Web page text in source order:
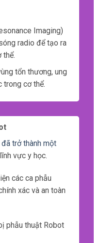
Imaging)
radio để tạo ra
thể.
tổn thương, ung
trong cơ thể.
trở thành một
vực y học.
các ca phẫu
xác và an toàn
phẫu thuật Robot